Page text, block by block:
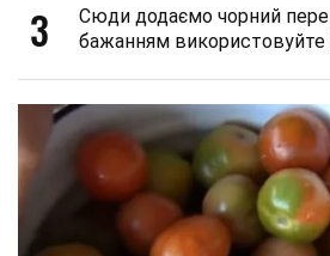
3
Сюди додаємо чорний
бажанням використовуйте